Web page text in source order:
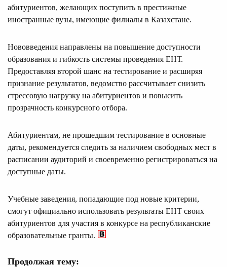
абитуриентов, желающих поступить в престижные
иностранные вузы, имеющие филиалы в Казахстане.
Нововведения направлены на повышение доступности
образования и гибкость системы проведения ЕНТ.
Предоставляя второй шанс на тестирование и расширяя
признание результатов, ведомство рассчитывает снизить
стрессовую нагрузку на абитуриентов и повысить
прозрачность конкурсного отбора.
Абитуриентам, не прошедшим тестирование в основные
даты, рекомендуется следить за наличием свободных мест в
расписании аудиторий и своевременно регистрироваться на
доступные даты.
Учебные заведения, попадающие под новые критерии,
смогут официально использовать результаты ЕНТ своих
абитуриентов для участия в конкурсе на республиканские
образовательные гранты.
Продолжая тему: